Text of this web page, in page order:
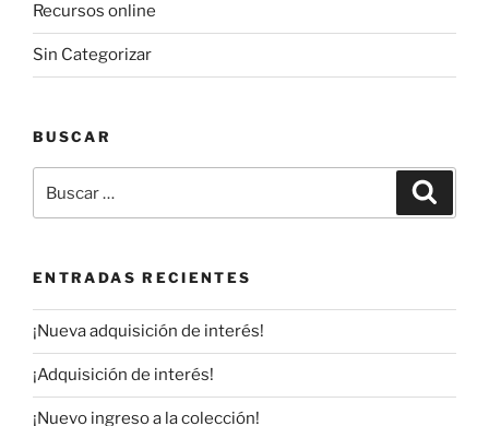
Recursos online
Sin Categorizar
BUSCAR
por:
ENTRADAS RECIENTES
¡Nueva adquisición de interés!
¡Adquisición de interés!
¡Nuevo ingreso a la colección!